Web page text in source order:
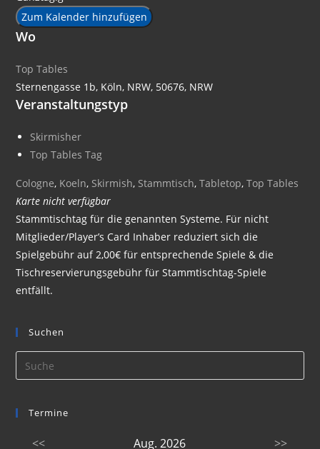
Zum Kalender hinzufügen
Wo
Top Tables
Sternengasse 1b, Köln, NRW, 50676, NRW
Veranstaltungstyp
Skirmisher
Top Tables Tag
Cologne, Koeln, Skirmish, Stammtisch,Tabletop,Top Tables
Karte nicht verfügbar
Stammtischtag für die genannten Systeme. Für nicht
Mitglieder/Player’s Card Inhaber reduziert sich die
Spielgebühr auf 2,00€ für entsprechende Spiele & die
Tischreservierungsgebühr für Stammtischtag-Spiele
entfällt.
Suchen
Termine
<< Aug. 2026 >>